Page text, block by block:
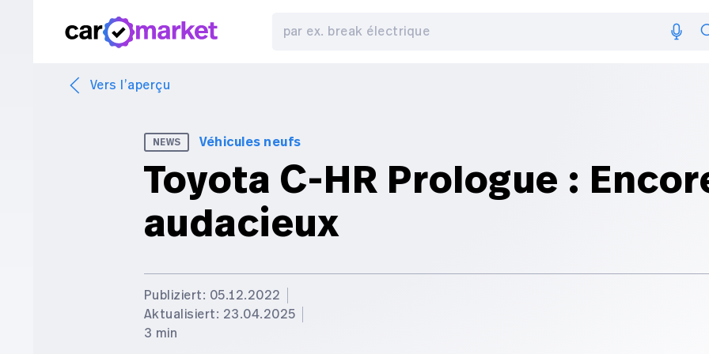
Vers l’aperçu
NEWS Véhicules neufs
Toyota C-HR Prologue :
audacieux
Publiziert: 05.12.2022
Aktualisiert: 23.04.2025
3 min